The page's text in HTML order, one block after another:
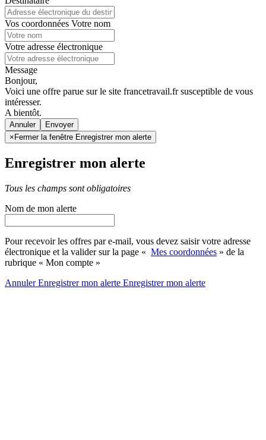
Vos coordonnées Votre nom
Votre adresse électronique
Message
Bonjour,
Voici une offre parue sur le site francetravail.fr susceptible de vous
intéresser.
A bientôt.
Annuler
× Fermer la fenêtre Enregistrer mon alerte
Enregistrer mon alerte
Tous les champs sont obligatoires
Nom de mon alerte
Pour recevoir les offres par e-mail, vous devez saisir votre adresse
électronique et la valider sur la page « Mes coordonnées » de la
rubrique « Mon compte »
AnnulerEnregistrer mon alerte Enregistrermon alerte